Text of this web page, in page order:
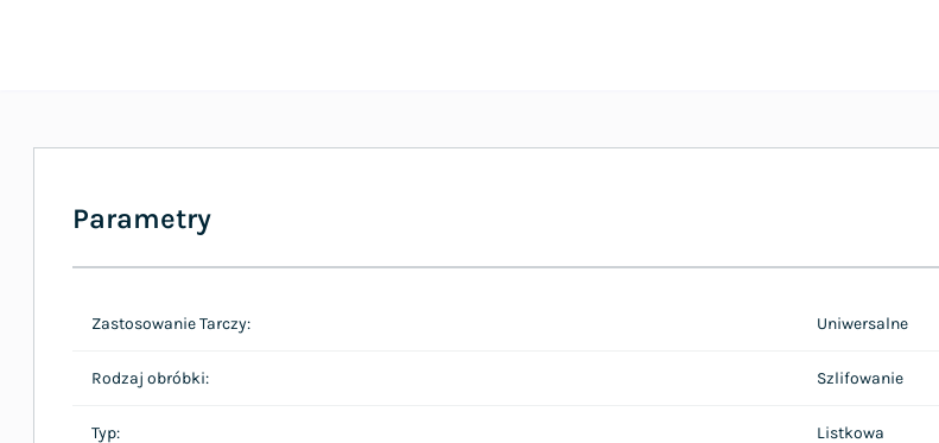
Parametry
Zastosowanie Tarczy: Uniwersalne
Rodzaj obróbki: Szlifowanie
Typ: Listkowa